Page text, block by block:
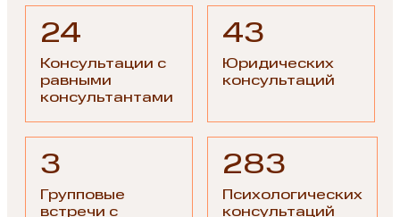
24
Консультации с
равными
консультантами
43
Юридических
консультаций
3
Групповые
встречи с
283
Психологических
консультаций